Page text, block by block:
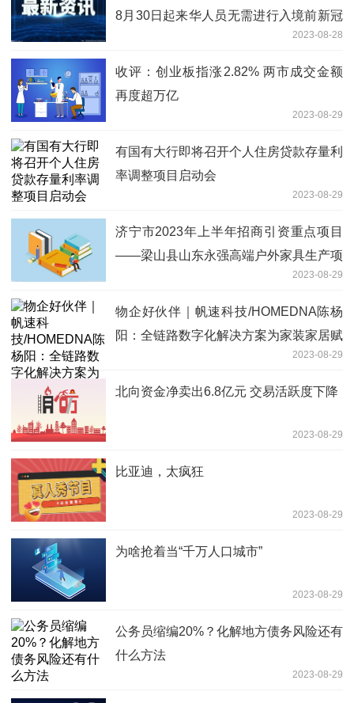
8月30日起来华人员无需进行入境前新冠
2023-08-28
收评：创业板指涨2.82% 两市成交金额
再度超万亿
2023-08-29
有国有大行即将召开个人住房贷款存量利
率调整项目启动会
2023-08-29
济宁市2023年上半年招商引资重点项目
——梁山县山东永强高端户外家具生产项
2023-08-29
物企好伙伴｜帆速科技/HOMEDNA陈杨
阳：全链路数字化解决方案为家装家居赋
2023-08-29
北向资金净卖出6.8亿元 交易活跃度下降
2023-08-29
比亚迪，太疯狂
2023-08-29
为啥抢着当“千万人口城市”
2023-08-29
公务员缩编20%？化解地方债务风险还有
什么方法
2023-08-29